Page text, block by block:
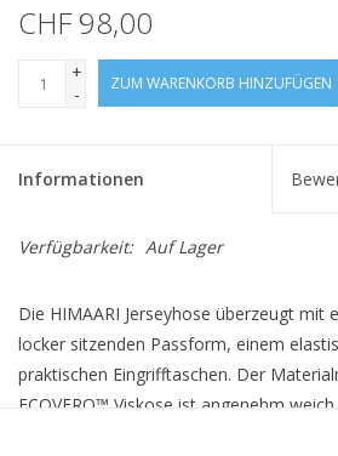
CHF 98,00
+
-
ZUM WARENKORB HINZUFÜGEN
Informationen
Verfügbarkeit: Auf Lager
Die HIMAARI Jerseyhose überzeugt mit
locker sitzenden Passform, einem
praktischen Eingrifftaschen. Der
ECOVERO™ Viskose ist angenehm